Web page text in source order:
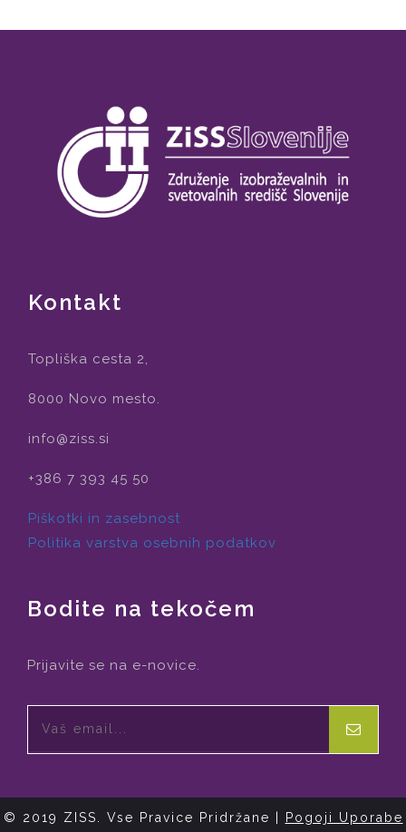
Kontakt
Topliška cesta 2,
8000 Novo mesto.
info@ziss.si
+386 7 393 45 50
Piškotki in zasebnost
Politika varstva osebnih podatkov
Bodite na tekočem
Prijavite se na e-novice.
© 2019 ZISS. Vse Pravice Pridržane | Pogoji Uporabe